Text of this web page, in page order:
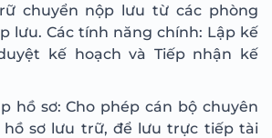
chuyển nộp lưu từ các phòng
lưu. Các tính năng chính: Lập kế
kế hoạch và Tiếp nhận kế
hồ sơ: Cho phép cán bộ chuyên
hồ sơ lưu trữ, để lưu trực tiếp tài